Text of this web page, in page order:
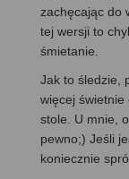
zachęcając do
tej wersji to
śmietanie.
Jak to śledzie,
więcej świetnie
stole. U mnie,
pewno;) Jeśli
koniecznie